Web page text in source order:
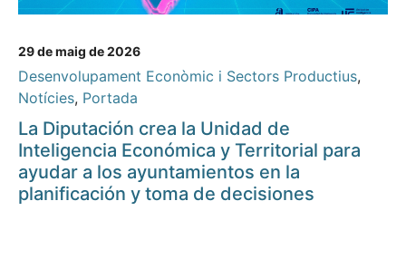
29 de maig de 2026
Desenvolupament Econòmic i Sectors Productius,
Notícies, Portada
La Diputación crea la Unidad de
Inteligencia Económica y Territorial para
ayudar a los ayuntamientos en la
planificación y toma de decisiones